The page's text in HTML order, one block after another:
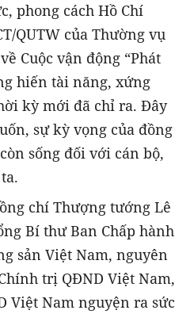
phong cách Hồ Chí
QUTW của Thường vụ
Cuộc vận động “Phát
hiến tài năng, xứng
kỳ mới đã chỉ ra. Đây
sự kỳ vọng của đồng
sống đối với cán bộ,
chí Thượng tướng Lê
Bí thư Ban Chấp hành
sản Việt Nam, nguyên
trị QĐND Việt Nam,
Việt Nam nguyện ra sức